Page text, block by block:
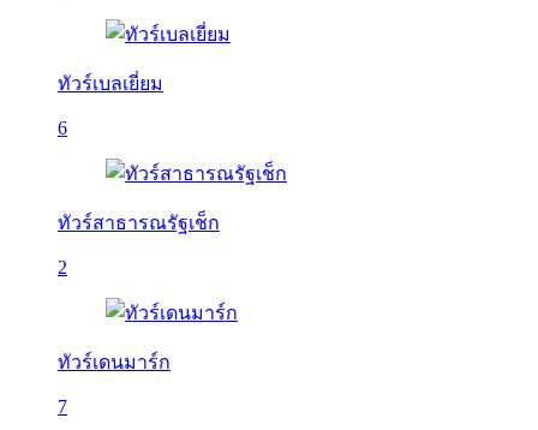
ทัวร์เบลเยี่ยม
6
ทัวร์สาธารณรัฐเช็ก
2
ทัวร์เดนมาร์ก
7